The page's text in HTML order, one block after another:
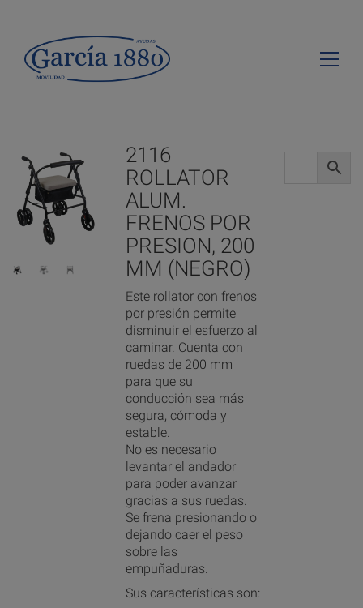
2116
ROLLATOR
ALUM.
FRENOS POR
PRESION, 200
MM (NEGRO)
Este rollator con frenos
por presión permite
disminuir el esfuerzo al
caminar. Cuenta con
ruedas de 200 mm
para que su
conducción sea más
segura, cómoda y
estable.
No es necesario
levantar el andador
para poder avanzar
gracias a sus ruedas.
Se frena presionando o
dejando caer el peso
sobre las
empuñaduras.
Sus características son: